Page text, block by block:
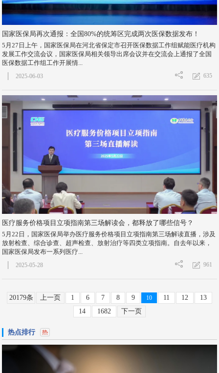
国家医保局再次通报：全国80%的统筹区完成两次医保数据发布！
5月27日上午，国家医保局在河北省保定市召开医保数据工作组赋能医疗机构
发展工作交流会议，国家医保局相关领导出席会议并在交流会上通报了全国
医保数据工作组工作开展情...
635
2025-06-03
医疗服务价格项目立项指南第三场解读会，都释放了哪些信号？
5月22日，国家医保局举办医疗服务价格项目立项指南第三场解读直播，涉及
放射检查、综合诊查、超声检查、放射治疗等四类立项指南。自去年以来，
国家医保局发布一系列医疗...
961
2025-05-28
20179条 上一页 1 6 7 8 9 10 11 12
13
14
1682 下一页
热点排行